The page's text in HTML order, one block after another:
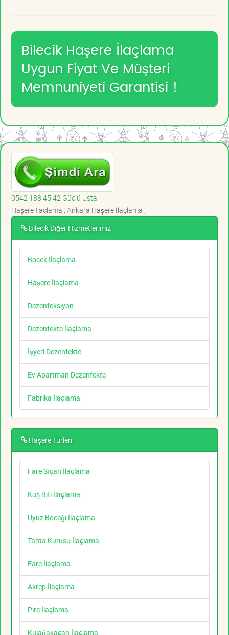
Bilecik Haşere İlaçlama
Uygun Fiyat Ve Müşteri
Memnuniyeti Garantisi !
0542 188 45 42 Güçlü Usta
Haşere İlaçlama , Ankara Haşere İlaçlama ,
Bilecik Diğer Hizmetlerimiz
Böcek İlaçlama
Haşere İlaçlama
Dezenfeksiyon
Dezenfekte İlaçlama
İşyeri Dezenfekte
Ev Apartman Dezenfekte
Fabrika İlaçlama
Haşere Türleri
Fare Sıçan İlaçlama
Kuş Biti İlaçlama
Uyuz Böceği İlaçlama
Tahta Kurusu İlaçlama
Fare İlaçlama
Akrep İlaçlama
Pire İlaçlama
Kulağakaçan İlaçlama